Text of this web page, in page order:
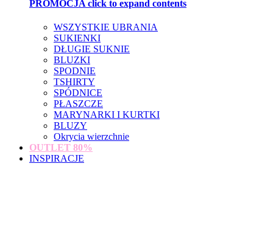
PROMOCJA click to expand contents
WSZYSTKIE UBRANIA
SUKIENKI
DŁUGIE SUKNIE
BLUZKI
SPODNIE
TSHIRTY
SPÓDNICE
PŁASZCZE
MARYNARKI I KURTKI
BLUZY
Okrycia wierzchnie
OUTLET 80%
INSPIRACJE